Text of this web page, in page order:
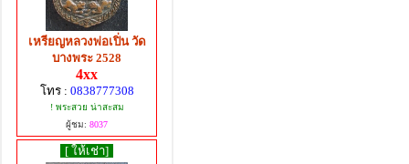
เหรียญหลวงพ่อเปิ่น วัด
บางพระ 2528
4xx
โทร : 0838777308
! พระสวย น่าสะสม
ผู้ชม: 8037
[ ให้เช่า]